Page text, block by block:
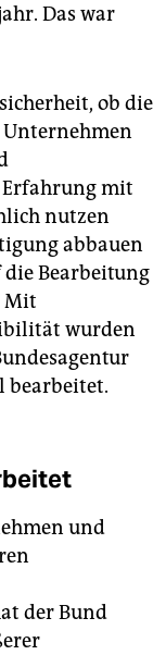
Das war
ob die
mit
nutzen
abbauen
Bearbeitung
Mit
wurden
bearbeitet.
und
der Bund